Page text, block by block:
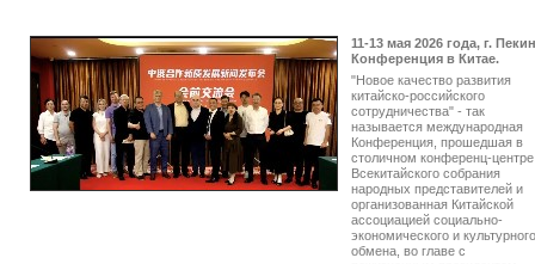
11-13 мая 2026 года, г.
Конференция в Китае.
"Новое качество развития
китайско-российского
сотрудничества" - так
называется международная
Конференция, прошедшая в
столичном конференц-центре
Всекитайского собрания
народных представителей и
организованная Китайской
ассоциацией социально-
экономического и культурного
обмена, во главе с